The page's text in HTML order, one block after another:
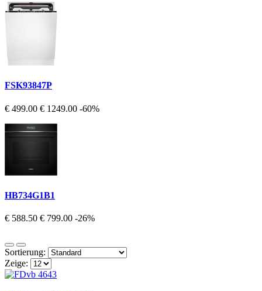
FSK93847P
€ 499.00 € 1249.00 -60%
HB734G1B1
€ 588.50 € 799.00 -26%
Sortierung:
Zeige: